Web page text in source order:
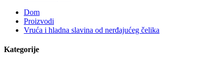
Dom
Proizvodi
Vruća i hladna slavina od nerđajućeg čelika
Kategorije